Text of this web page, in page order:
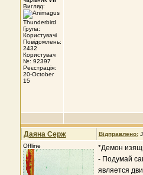
Вигляд:
Група:
Користувачі
Повідомлень:
2432
Користувач
№: 92397
Реєстрація:
20-October
15
Даяна Серж Відправлено:
Offline
*Демон
- Подумай
является